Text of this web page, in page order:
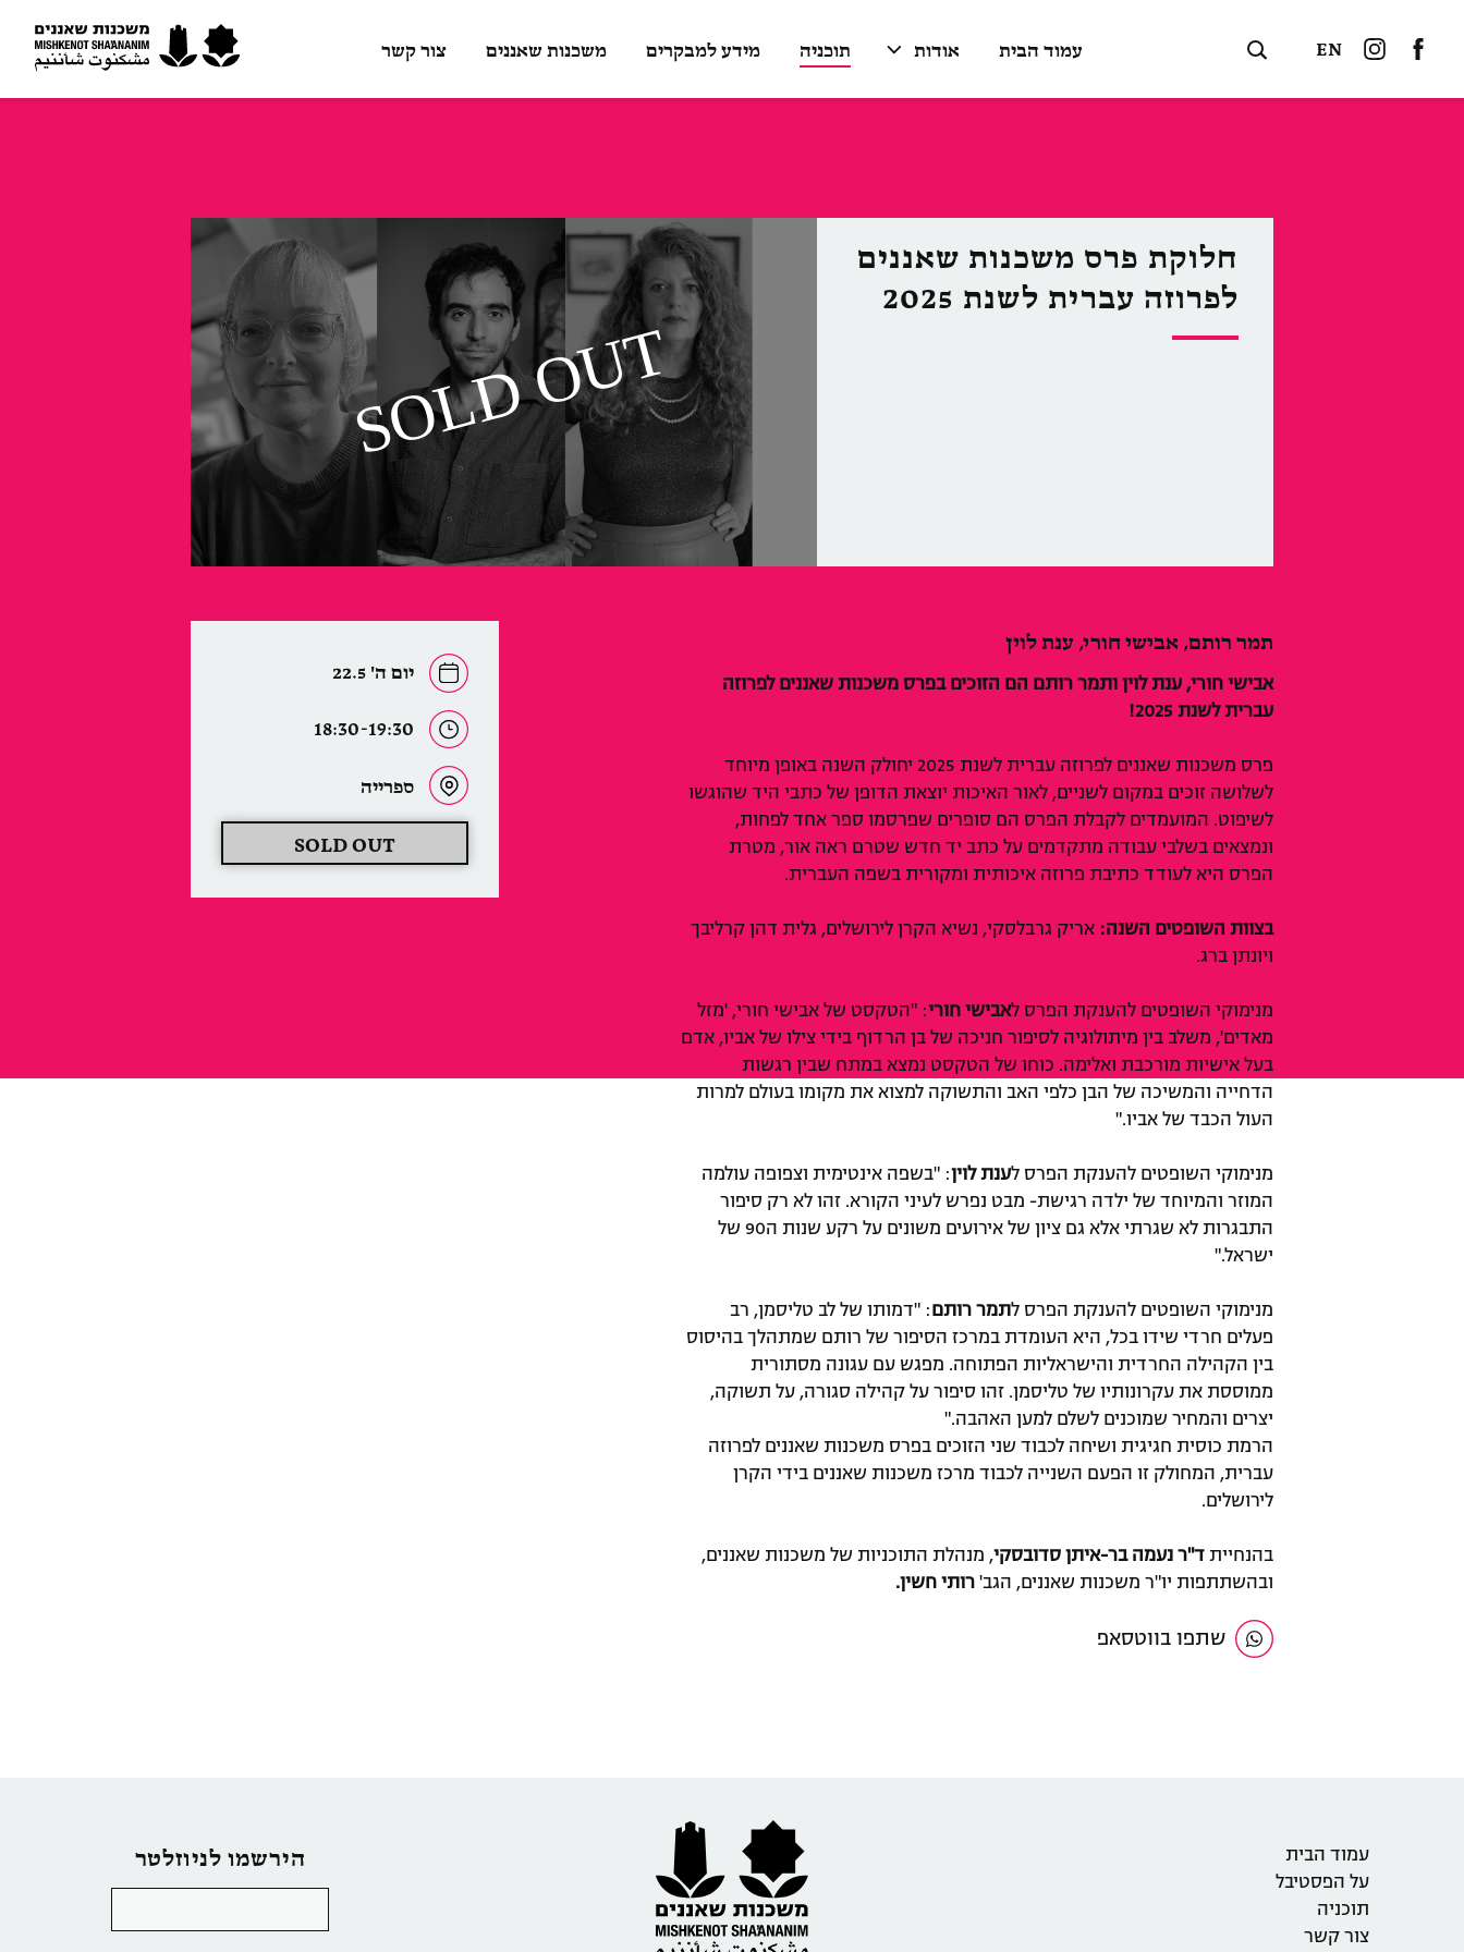
עמוד הבית אודות תוכניה מידע למבקרים משכנות שאננים צור קשר EN
חלוקת פרס משכנות שאננים
לפרוזה עברית לשנת 2025
יום ה' 22.5
18:30-19:30
ספרייה
SOLD OUT
תמר רותם, אבישי חורי, ענת לוין
אבישי חורי, ענת לוין ותמר רותם הם הזוכים בפרס משכנות שאננים לפרוזה
עברית לשנת 2025!
פרס משכנות שאננים לפרוזה עברית לשנת 2025 יחולק השנה באופן מיוחד
לשלושה זוכים במקום לשניים, לאור האיכות יוצאת הדופן של כתבי היד שהוגשו
לשיפוט. המועמדים לקבלת הפרס הם סופרים שפרסמו ספר אחד לפחות,
ונמצאים בשלבי עבודה מתקדמים על כתב יד חדש שטרם ראה אור, מטרת
הפרס היא לעודד כתיבת פרוזה איכותית ומקורית בשפה העברית.
בצוות השופטים השנה: אריק גרבלסקי, נשיא הקרן לירושלים, גלית דהן קרליבך
ויונתן ברג.
מנימוקי השופטים להענקת הפרס לאבישי חורי: "הטקסט של אבישי חורי, 'מזל
מאדים', משלב בין מיתולוגיה לסיפור חניכה של בן הרדוף בידי צילו של אביו, אדם
בעל אישיות מורכבת ואלימה. כוחו של הטקסט נמצא במתח שבין רגשות
הדחייה והמשיכה של הבן כלפי האב והתשוקה למצוא את מקומו בעולם למרות
העול הכבד של אביו."
מנימוקי השופטים להענקת הפרס לענת לוין: "בשפה אינטימית וצפופה עולמה
המוזר והמיוחד של ילדה רגישת- מבט נפרש לעיני הקורא. זהו לא רק סיפור
התבגרות לא שגרתי אלא גם ציון של אירועים משונים על רקע שנות ה90 של
ישראל."
מנימוקי השופטים להענקת הפרס לתמר רותם: "דמותו של לב טליסמן, רב
פעלים חרדי שידו בכל, היא העומדת במרכז הסיפור של רותם שמתהלך בהיסוס
בין הקהילה החרדית והישראליות הפתוחה. מפגש עם עגונה מסתורית
ממוססת את עקרונותיו של טליסמן. זהו סיפור על קהילה סגורה, על תשוקה,
יצרים והמחיר שמוכנים לשלם למען האהבה."
הרמת כוסית חגיגית ושיחה לכבוד שני הזוכים בפרס משכנות שאננים לפרוזה
עברית, המחולק זו הפעם השנייה לכבוד מרכז משכנות שאננים בידי הקרן
לירושלים.
בהנחייתד"רנעמה בר-איתן סדובסקי, מנהלת התוכניות של משכנות שאננים,
ובהשתתפות יו"ר משכנות שאננים, הגב'רותי חשין.
שתפו בווטסאפ
הירשמו לניוזלטר
עמוד הבית
על הפסטיבל
תוכניה
צור קשר